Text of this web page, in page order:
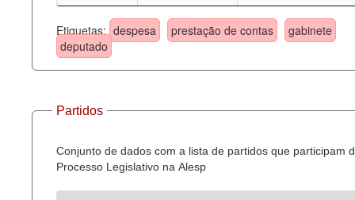
Etiquetas: despesa prestação de contas
gabinete
deputado
Partidos
Conjunto de dados com a lista de partidos que participam
Processo Legislativo na Alesp